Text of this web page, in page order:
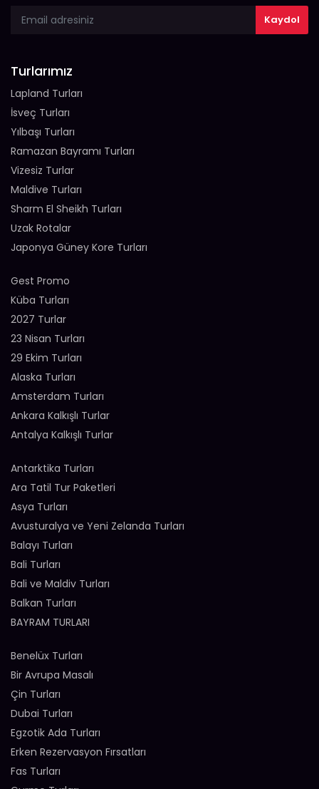
Turlarımız
Lapland Turları
İsveç Turları
Yılbaşı Turları
Ramazan Bayramı Turları
Vizesiz Turlar
Maldive Turları
Sharm El Sheikh Turları
Uzak Rotalar
Japonya Güney Kore Turları
Gest Promo
Küba Turları
2027 Turlar
23 Nisan Turları
29 Ekim Turları
Alaska Turları
Amsterdam Turları
Ankara Kalkışlı Turlar
Antalya Kalkışlı Turlar
Antarktika Turları
Ara Tatil Tur Paketleri
Asya Turları
Avusturalya ve Yeni Zelanda Turları
Balayı Turları
Bali Turları
Bali ve Maldiv Turları
Balkan Turları
BAYRAM TURLARI
Benelüx Turları
Bir Avrupa Masalı
Çin Turları
Dubai Turları
Egzotik Ada Turları
Erken Rezervasyon Fırsatları
Fas Turları